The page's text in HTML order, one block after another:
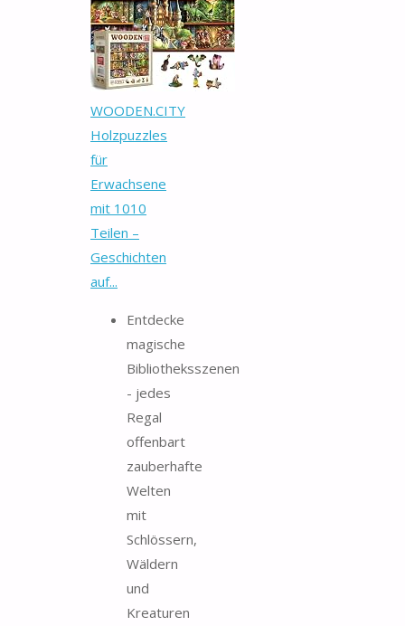
WOODEN.CITY
Holzpuzzles
für
Erwachsene
mit 1010
Teilen –
Geschichten
auf...
Entdecke
magische
Bibliotheksszenen
- jedes
Regal
offenbart
zauberhafte
Welten
mit
Schlössern,
Wäldern
und
Kreaturen